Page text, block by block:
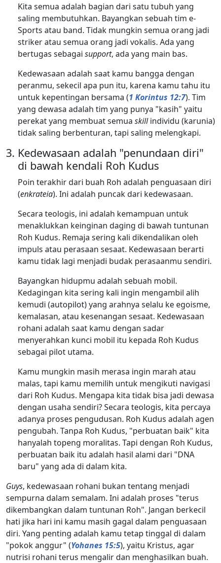
Kita semua adalah bagian dari satu tubuh yang
saling membutuhkan. Bayangkan sebuah tim e-
Sports atau band. Tidak mungkin semua orang jadi
striker atau semua orang jadi vokalis. Ada yang
bertugas sebagai support, ada yang main bas.
Kedewasaan adalah saat kamu bangga dengan
peranmu, sekecil apa pun itu, karena kamu tahu itu
untuk kepentingan bersama (1 Korintus 12:7). Tim
yang dewasa adalah tim yang punya "kasih" yaitu
perekat yang membuat semua skillindividu (karunia)
tidak saling berbenturan, tapi saling melengkapi.
Kedewasaan adalah "penundaan diri"
di bawah kendali Roh Kudus
Poin terakhir dari buah Roh adalah penguasaan diri
(enkrateia). Ini adalah puncak dari kedewasaan.
Secara teologis, ini adalah kemampuan untuk
menaklukkan keinginan daging di bawah tuntunan
Roh Kudus. Remaja sering kali dikendalikan oleh
impuls atau perasaan sesaat. Kedewasaan berarti
kamu tidak lagi menjadi budak perasaanmu sendiri.
Bayangkan hidupmu adalah sebuah mobil.
Kedagingan kita sering kali ingin mengambil alih
kemudi (autopilot) yang arahnya selalu ke egoisme,
kemalasan, atau kesenangan sesaat. Kedewasaan
rohani adalah saat kamu dengan sadar
menyerahkan kunci mobil itu kepada Roh Kudus
sebagai pilot utama.
Kamu mungkin masih merasa ingin marah atau
malas, tapi kamu memilih untuk mengikuti navigasi
dari Roh Kudus. Mengapa kita tidak bisa jadi dewasa
dengan usaha sendiri? Secara teologis, kita percaya
adanya proses pengudusan. Roh Kudus adalah agen
pengubah. Tanpa Roh Kudus, "perbuatan baik" kita
hanyalah topeng moralitas. Tapi dengan Roh Kudus,
perbuatan baik itu adalah hasil alami dari "DNA
baru" yang ada di dalam kita.
Guys, kedewasaan rohani bukan tentang menjadi
sempurna dalam semalam. Ini adalah proses "terus
dikembangkan dalam tuntunan Roh". Jangan berkecil
hati jika hari ini kamu masih gagal dalam penguasaan
diri. Yang penting adalah kamu tetap tinggal di dalam
"pokok anggur" (Yohanes 15:5), yaitu Kristus, agar
nutrisi rohani terus mengalir dan menghasilkan buah.